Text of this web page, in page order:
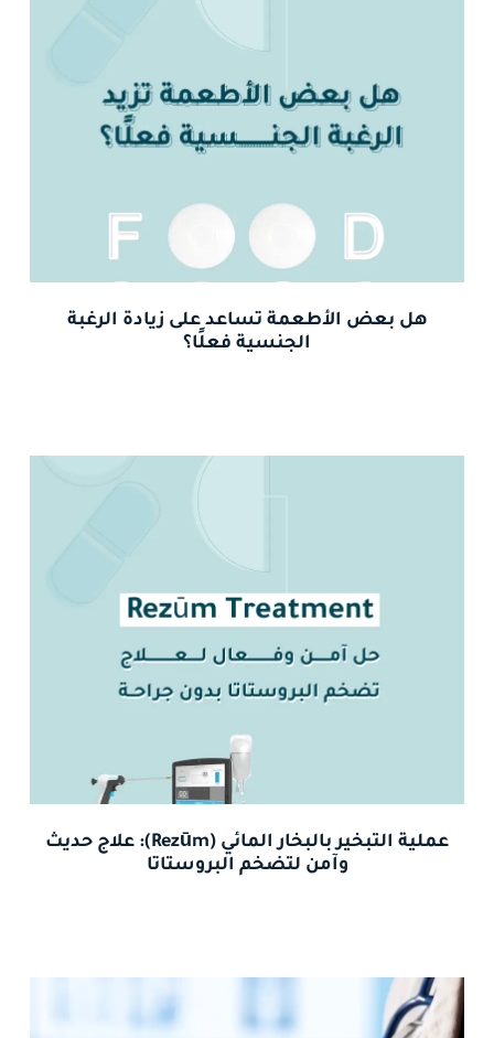
هل بعض الأطعمة تساعد على زيادة الرغبة
الجنسية فعلًا؟
عملية التبخير بالبخار المائي (Rezūm): علاج حديث
وآمن لتضخم البروستاتا